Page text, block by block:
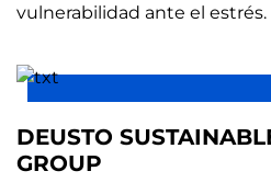
vulnerabilidad ante el estrés.
DEUSTO
GROUP